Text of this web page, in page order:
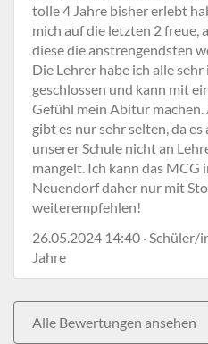
tolle 4 Jahre bisher erlebt
mich auf die letzten 2 freue,
diese die anstrengendsten
Die Lehrer habe ich alle sehr
geschlossen und kann mit
Gefühl mein Abitur machen.
gibt es nur sehr selten, da es
unserer Schule nicht an
mangelt. Ich kann das MCG
Neuendorf daher nur mit
weiterempfehlen!
26.05.2024 14:40 · Schüler/
Jahre
Alle Bewertungen ansehen